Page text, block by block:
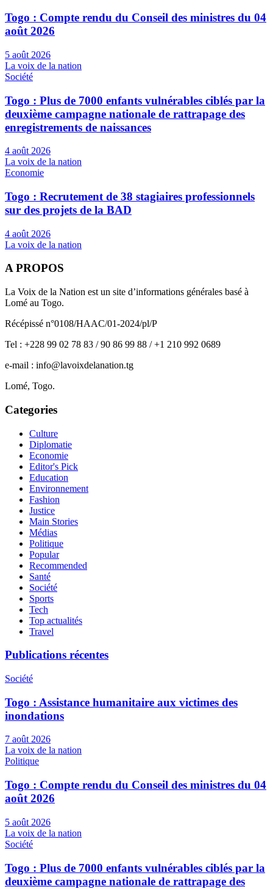
Togo : Compte rendu du Conseil des ministres du 04
août 2026
5 août 2026
La voix de la nation
Société
Togo : Plus de 7000 enfants vulnérables ciblés par la
deuxième campagne nationale de rattrapage des
enregistrements de naissances
4 août 2026
La voix de la nation
Economie
Togo : Recrutement de 38 stagiaires professionnels
sur des projets de la BAD
4 août 2026
La voix de la nation
A PROPOS
La Voix de la Nation est un site d’informations générales basé à
Lomé au Togo.
Récépissé n°0108/HAAC/01-2024/pl/P
Tel : +228 99 02 78 83 / 90 86 99 88 / +1 210 992 0689
e-mail : info@lavoixdelanation.tg
Lomé, Togo.
Categories
Culture
Diplomatie
Economie
Editor's Pick
Education
Environnement
Fashion
Justice
Main Stories
Médias
Politique
Popular
Recommended
Santé
Société
Sports
Tech
Top actualités
Travel
Publications récentes
Société
Togo : Assistance humanitaire aux victimes des
inondations
7 août 2026
La voix de la nation
Politique
Togo : Compte rendu du Conseil des ministres du 04
août 2026
5 août 2026
La voix de la nation
Société
Togo : Plus de 7000 enfants vulnérables ciblés par la
deuxième campagne nationale de rattrapage des